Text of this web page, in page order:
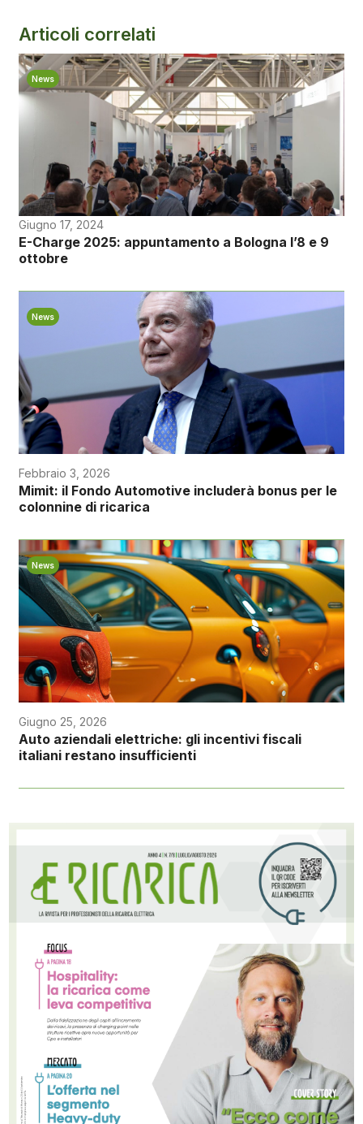
Articoli correlati
News
Giugno 17, 2024
E-Charge 2025: appuntamento a Bologna l’8 e 9
ottobre
News
Febbraio 3, 2026
Mimit: il Fondo Automotive includerà bonus per le
colonnine di ricarica
News
Giugno 25, 2026
Auto aziendali elettriche: gli incentivi fiscali
italiani restano insufficienti